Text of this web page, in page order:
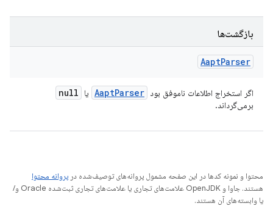
بازگشت‌ها
AaptParser
اگر استخراج اطلاعات ناموفق بود AaptParser یا null
برمی‌گرداند.
محتوا و نمونه کدها در این صفحه مشمول پروانه‌های توصیف‌شده در پروانه محتوا
هستند. جاوا و OpenJDK علامت‌های تجاری یا علامت‌های تجاری ثبت‌شده Oracle و/
یا وابسته‌های آن هستند.